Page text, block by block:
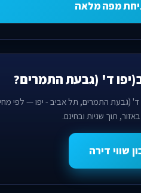
מפה מלאה
ד' (גבעת התמרים?
ד' (גבעת התמרים, תל אביב - יפו — לפי
תוך שניות ובחינם.
שווי דירה